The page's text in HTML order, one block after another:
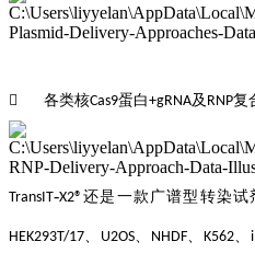
 各类核Cas9蛋白+gRNA及 RNP复
TransIT‑X2® 还是一款 广谱型转染试
HEK293T/17、 U2OS、 NHDF、 K562、